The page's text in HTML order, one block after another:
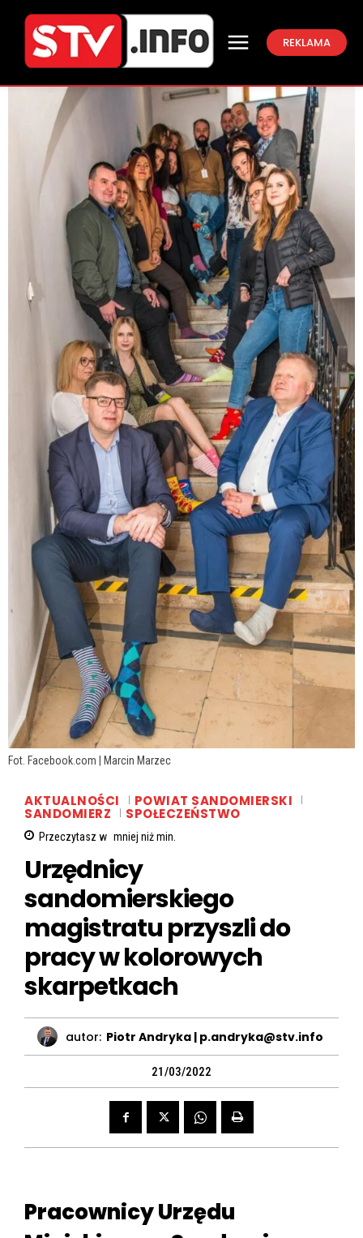
REKLAMA
Fot. Facebook.com | Marcin Marzec
AKTUALNOŚCI POWIAT SANDOMIERSKI
SANDOMIERZ SPOŁECZEŃSTWO
Przeczytasz w mniej niżmin.
Urzędnicy
sandomierskiego
magistratu przyszli do
pracy w kolorowych
skarpetkach
autor: Piotr Andryka | p.andryka@stv.info
21/03/2022
Pracownicy Urzędu